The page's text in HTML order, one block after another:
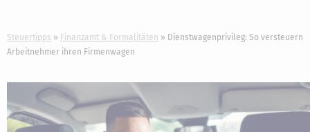
Steuertipps Finanzamt & Formalitäten
Dienstwagenprivileg: So versteuern
Arbeitnehmer ihren Firmenwagen